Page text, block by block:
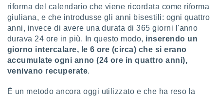
profili
per
riforma del calendario che viene ricordata come riforma
giuliana, e che introdusse gli anni bisestili: ogni quattro
anni, invece di avere una durata di 365 giorni l'anno
durava 24 ore in più. In questo modo, inserendo un
giorno intercalare, le 6 ore (circa) che si erano
accumulate ogni anno (24 ore in quattro anni),
venivano recuperate.
È un metodo ancora oggi utilizzato e che ha reso la